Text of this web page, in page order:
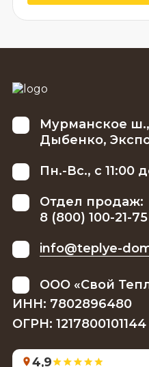
Мурманское
Дыбенко,
Пн.-Вс., с 11:00
Отдел продаж:
8 (800) 100-21-75
info@teplye-
ООО «Свой
ИНН: 7802896480
ОГРН: 1217800101144
4,9